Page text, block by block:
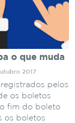
o que muda
2017
pelos
os boletos
fim do boleto
os boletos